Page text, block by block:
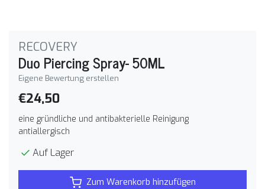
RECOVERY
Duo Piercing Spray- 50ML
Eigene Bewertung erstellen
€24,50
eine gründliche und antibakterielle Reinigung
antiallergisch
Auf Lager
Zum Warenkorb hinzufügen